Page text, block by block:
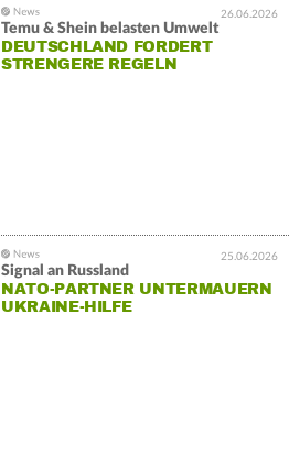
26.06.2026
Temu & Shein belasten Umwelt
DEUTSCHLAND FORDERT
STRENGERE REGELN
25.06.2026
Signal an Russland
NATO-PARTNER UNTERMAUERN
UKRAINE-HILFE